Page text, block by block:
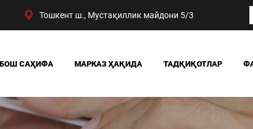
Тошкент ш., Мустақиллик майдони 5/3
БОШ САҲИФА МАРКАЗ ҲАҚИДА
БИЗНИНГ ЮТУҚЛАРИМИЗ
РАҲБАРИЯТ
МАРКАЗ ТУЗИЛМАСИ
ТАДҚИҚОТЛАР
ЖАМИЯТ
СИЁСАТ ВА ҲУҚУҚ